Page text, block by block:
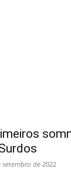
setembro de 2022